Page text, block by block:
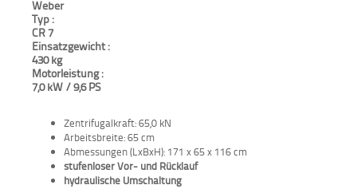
Aktionen
und
Angebote
Anfahrt
Weber
Typ :
CR 7
Einsatzgewicht :
430 kg
Motorleistung :
7,0 kW / 9,6 PS
Zentrifugalkraft: 65,0 kN
Arbeitsbreite: 65 cm
Abmessungen (LxBxH): 171 x 65 x 116 cm
stufenloser Vor- und Rücklauf
hydraulische Umschaltung